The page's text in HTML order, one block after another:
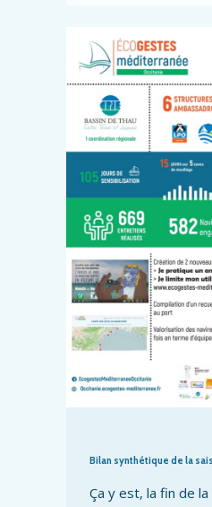
Bilan synthétique de la
Ça y est, la fin de